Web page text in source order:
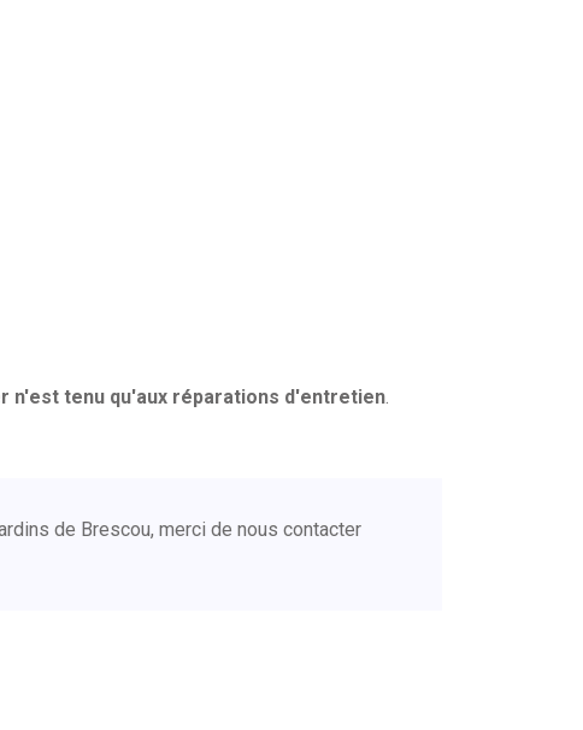
n'est tenu qu'aux réparations d'entretien.
de Brescou, merci de nous contacter